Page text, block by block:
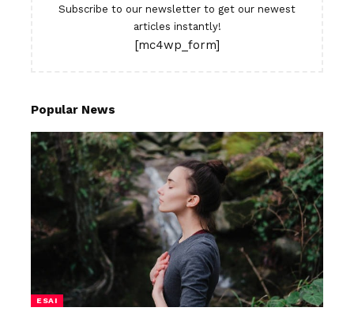
Subscribe to our newsletter to get our newest
articles instantly!
[mc4wp_form]
Popular News
ESAI